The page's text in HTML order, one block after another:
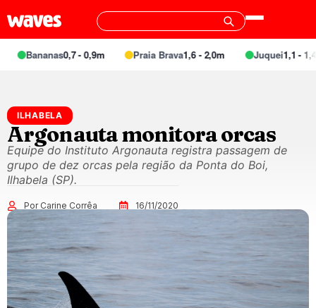
Bananas0,7 - 0,9m Praia Brava1,6 - 2,0m Juquei1,1 - 1,4m
ILHABELA
Argonauta monitora orcas
Equipe do Instituto Argonauta registra passagem de
grupo de dez orcas pela região da Ponta do Boi,
Ilhabela (SP).
Por Carine Corrêa 16/11/2020